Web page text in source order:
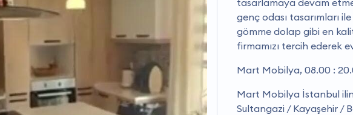
tasarlamaya devam
genç odası tasarımları
gömme dolap gibi en
firmamızı tercih ederek
Mart Mobilya, 08.00 :
Mart Mobilya İstanbul
Sultangazi / Kayaşehir /